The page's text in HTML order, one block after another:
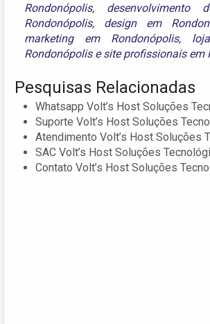
Rondonópolis,
Rondonópolis, design em
marketing em Rondonópolis,
Rondonópolisesite profissionais em
Pesquisas Relacionadas
Whatsapp Volt’s Host Soluções
Suporte Volt’s Host Soluções
Atendimento Volt’s Host Soluções
SAC Volt’s Host Soluções
Contato Volt’s Host Soluções